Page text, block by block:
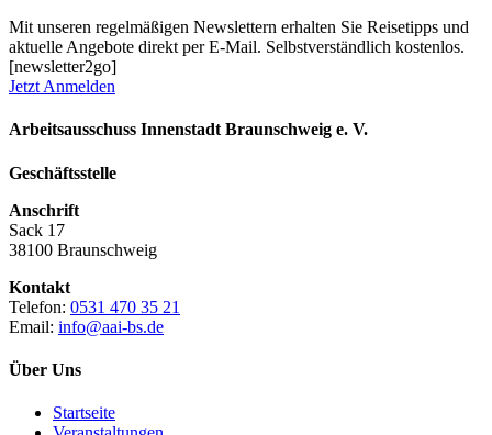
Mit unseren regelmäßigen Newslettern erhalten Sie Reisetipps und
aktuelle Angebote direkt per E-Mail. Selbstverständlich kostenlos.
[newsletter2go]
Jetzt Anmelden
Arbeitsausschuss Innenstadt Braunschweig e. V.
Geschäftsstelle
Anschrift
Sack 17
38100 Braunschweig
Kontakt
Telefon: 0531 470 35 21
Email: info@aai-bs.de
Über Uns
Startseite